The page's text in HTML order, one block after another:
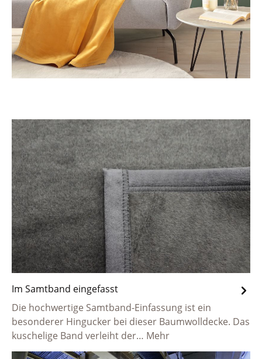
Im Samtband eingefasst
Die hochwertige Samtband-Einfassung ist ein
besonderer Hingucker bei dieser Baumwolldecke. Das
kuschelige Band verleiht der… Mehr